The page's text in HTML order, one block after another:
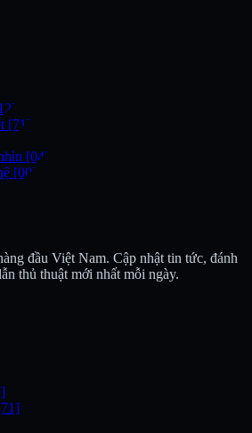
[71]
[04]
[00]
đầu Việt Nam. Cập nhật tin tức, đánh
thủ thuật mới nhất mỗi ngày.